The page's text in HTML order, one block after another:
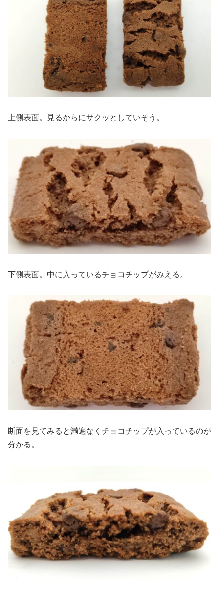
上側表面。見るからにサクッとしていそう。
下側表面。中に入っているチョコチップがみえる。
断面を見てみると満遍なくチョコチップが入っているのが
分かる。